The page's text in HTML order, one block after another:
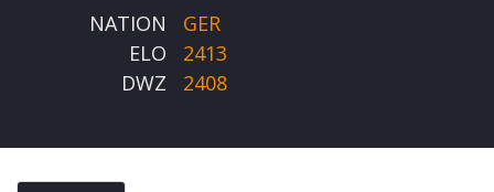
NATION
GER
ELO
2413
DWZ
2408